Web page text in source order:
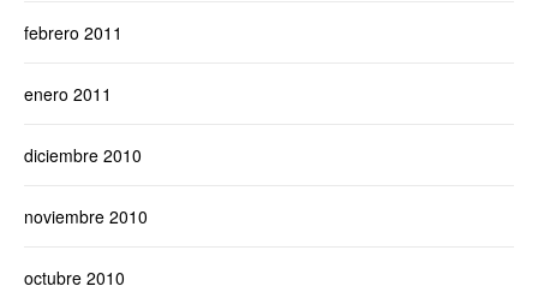
febrero 2011
enero 2011
diciembre 2010
noviembre 2010
octubre 2010